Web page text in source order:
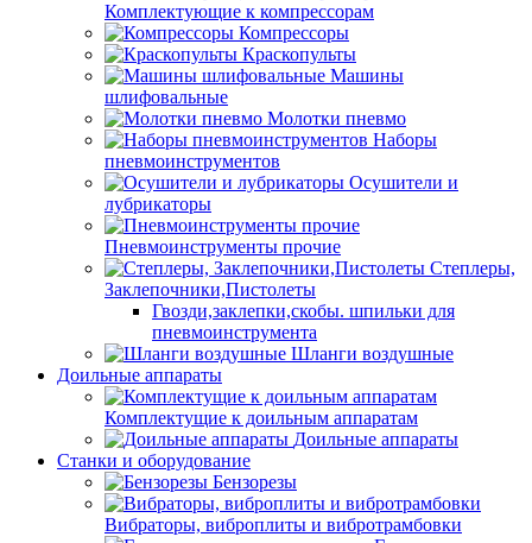
Комплектующие к компрессорам
Компрессоры
Краскопульты
Машины
шлифовальные
Молотки пневмо
Наборы
пневмоинструментов
Осушители и
лубрикаторы
Пневмоинструменты прочие
Степлеры,
Заклепочники,Пистолеты
Гвозди,заклепки,скобы. шпильки для
пневмоинструмента
Шланги воздушные
Доильные аппараты
Комплектущие к доильным аппаратам
Доильные аппараты
Станки и оборудование
Бензорезы
Вибраторы, виброплиты и вибротрамбовки